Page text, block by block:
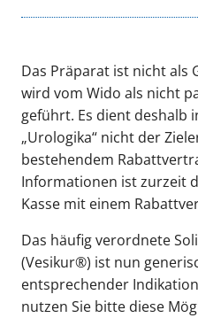
Das Präparat ist nicht als
wird vom Wido als nicht
geführt. Es dient deshalb
„Urologika“ nicht der
bestehendem
Informationen ist zurzeit
Kasse mit einem
Das häufig verordnete
(Vesikur®) ist nun
entsprechender
nutzen Sie bitte diese